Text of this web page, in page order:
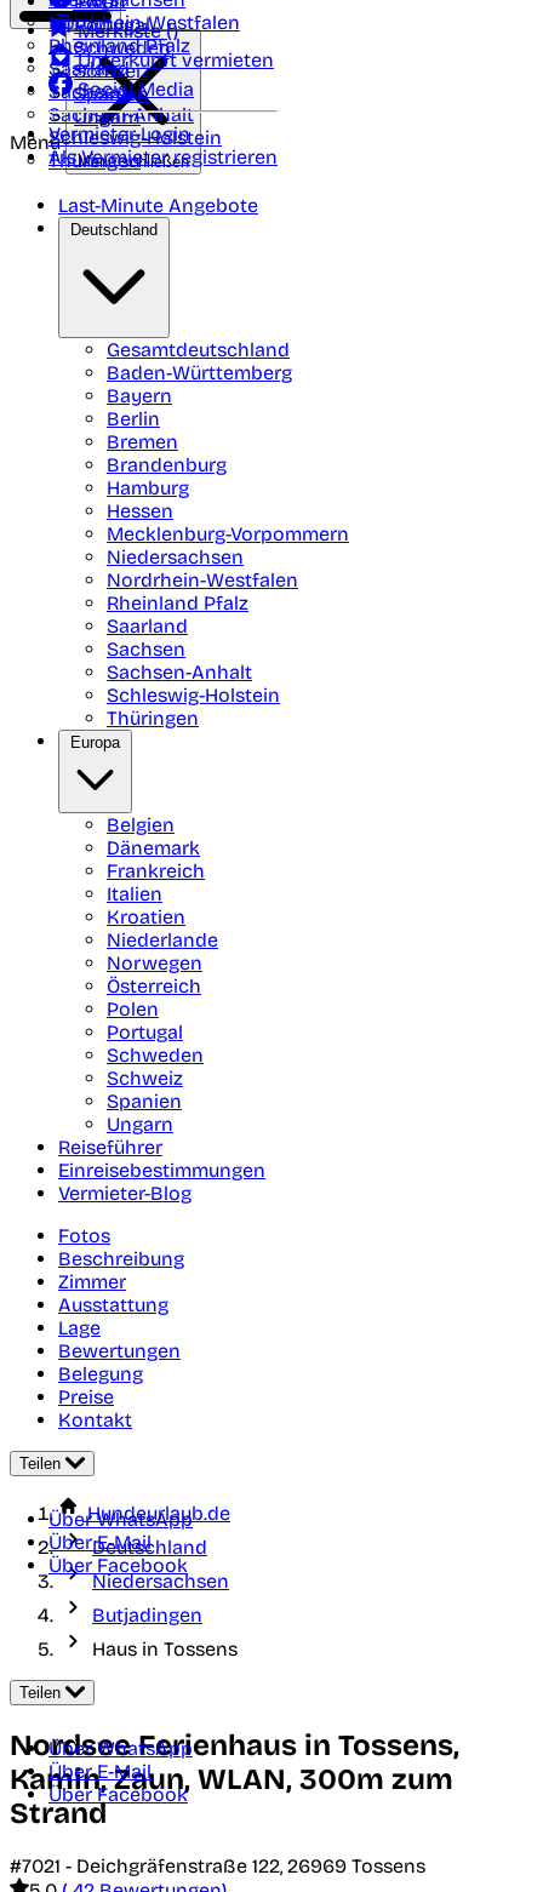
Nordrhein-Westfalen
Rheinland Pfalz
Saarland
Sachsen
Sachsen-Anhalt
Schleswig-Holstein
Thüringen
Portugal
Schweden
Schweiz
Spanien
Ungarn
Merkliste ()
Unterkunft vermieten
Social Media
Vermieter-Login
Als Vermieter registrieren
Menü
Menü schließen
Last-Minute Angebote
Deutschland
Gesamtdeutschland
Baden-Württemberg
Bayern
Berlin
Bremen
Brandenburg
Hamburg
Hessen
Mecklenburg-Vorpommern
Niedersachsen
Nordrhein-Westfalen
Rheinland Pfalz
Saarland
Sachsen
Sachsen-Anhalt
Schleswig-Holstein
Thüringen
Europa
Belgien
Dänemark
Frankreich
Italien
Kroatien
Niederlande
Norwegen
Österreich
Polen
Portugal
Schweden
Schweiz
Spanien
Ungarn
Reiseführer
Einreisebestimmungen
Vermieter-Blog
Fotos
Beschreibung
Zimmer
Ausstattung
Lage
Bewertungen
Belegung
Preise
Kontakt
Teilen
Über WhatsApp
Über E-Mail
Über Facebook
Hundeurlaub.de
Deutschland
Niedersachsen
Butjadingen
Haus in Tossens
Teilen
Über WhatsApp
Über E-Mail
Über Facebook
Nordsee Ferienhaus in Tossens,
Kamin, Zaun, WLAN, 300m zum
Strand
#7021 - Deichgräfenstraße 122, 26969 Tossens